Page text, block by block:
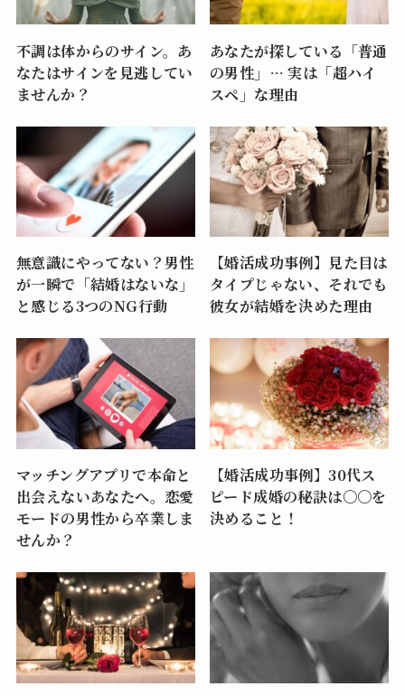
不調は体からのサイン。あ
なたはサインを見逃してい
ませんか？
あなたが探している「普通
の男性」… 実は「超ハイ
スペ」な理由
無意識にやってない？男性
が一瞬で「結婚はないな」
と感じる3つのNG行動
【婚活成功事例】見た目は
タイプじゃない、それでも
彼女が結婚を決めた理由
マッチングアプリで本命と
出会えないあなたへ。恋愛
モードの男性から卒業しま
せんか？
【婚活成功事例】30代ス
ピード成婚の秘訣は〇〇を
決めること！